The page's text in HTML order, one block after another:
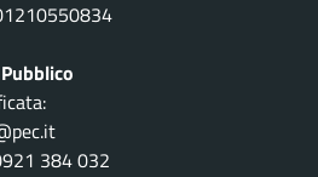
384 032